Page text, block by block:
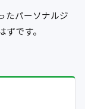
たパーソナルジ
です。